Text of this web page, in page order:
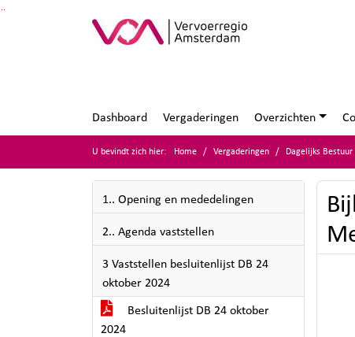
Ga naar de inhoud van deze pagina
Ga naar het zoeken
Ga naar het menu
Dashboard Vergaderingen Overzichten
U bevindt zich hier: Home Vergaderingen Dagelijks
1.. Opening en mededelingen
2.. Agenda vaststellen
3 Vaststellen besluitenlijst DB 24
oktober 2024
Besluitenlijst DB 24 oktober
2024